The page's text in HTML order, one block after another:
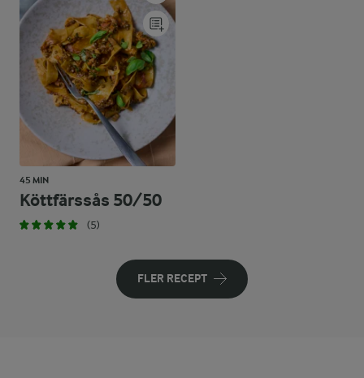
45 MIN
Köttfärssås 50/50
(5)
FLER RECEPT